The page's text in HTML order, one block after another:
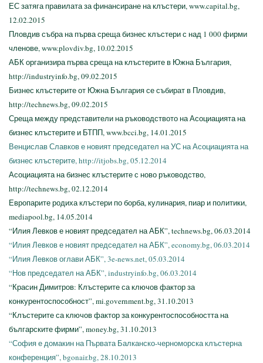
ЕС затяга правилата за финансиране на клъстери, www.capital.bg,
12.02.2015
Пловдив събра на първа среща бизнес клъстери с над 1 000 фирми
членове, www.plovdiv.bg, 10.02.2015
АБК организира първа среща на клъстерите в Южна България,
http://industryinfo.bg, 09.02.2015
Бизнес клъстерите от Южна България се събират в Пловдив,
http://technews.bg, 09.02.2015
Среща между представители на ръководството на Асоциацията на
бизнес клъстерите и БТПП, www.bcci.bg, 14.01.2015
Венцислав Славков е новият председател на УС на Асоциацията на
бизнес клъстерите, http://itjobs.bg, 05.12.2014
Асоциацията на бизнес клъстерите с ново ръководство,
http://technews.bg, 02.12.2014
Европарите родиха клъстери по борба, кулинария, пиар и политики,
mediapool.bg, 14.05.2014
“Илия Левков е новият председател на АБК”, technews.bg, 06.03.2014
“Илия Левков е новият председател на АБК”, economy.bg, 06.03.2014
“Илия Левков оглави АБК”, 3e-news.net, 05.03.2014
“Нов председател на АБК”, industryinfo.bg, 06.03.2014
“Красин Димитров: Клъстерите са ключов фактор за
конкурентоспособност”, mi.government.bg, 31.10.2013
“Клъстерите са ключов фактор за конкурентоспособността на
българските фирми”, money.bg, 31.10.2013
“София е домакин на Първата Балканско-черноморска клъстерна
конференция”, bgonair.bg, 28.10.2013